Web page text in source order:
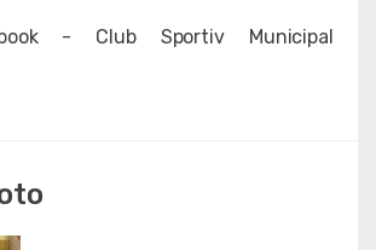
- Club Sportiv Municipal